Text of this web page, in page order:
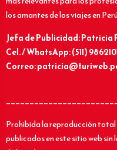
los amantes de los viajes en
Jefa de Publicidad: Patricia
Cel. / WhatsApp: (511)
Correo:
Prohibida la reproducción
publicados en este sitio web